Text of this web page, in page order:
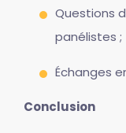
Questions
panélistes ;
Échanges
Conclusion